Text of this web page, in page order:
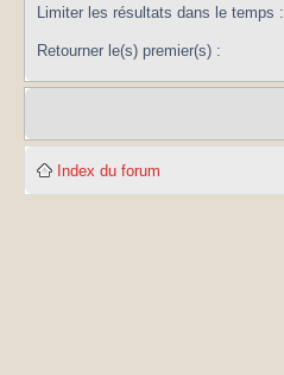
Limiter les résultats dans le temps :
Retourner le(s) premier(s) :
Index du forum